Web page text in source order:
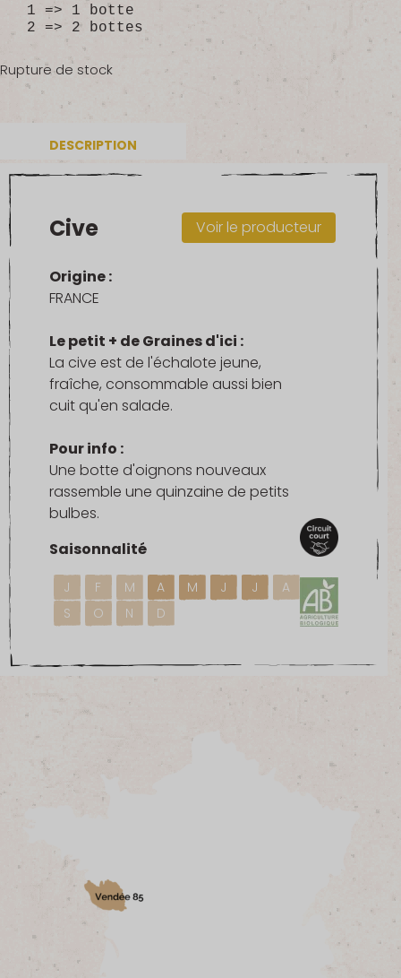
1 => 1 botte
2 => 2 bottes
Rupture de stock
DESCRIPTION
Voir le producteur
Cive
Origine :
FRANCE
Le petit + de Graines d'ici :
La cive est de l'échalote jeune,
fraîche, consommable aussi bien
cuit qu'en salade.
Pour info :
Une botte d'oignons nouveaux
rassemble une quinzaine de petits
bulbes.
Saisonnalité
J F M A M J J
A
S
O N D